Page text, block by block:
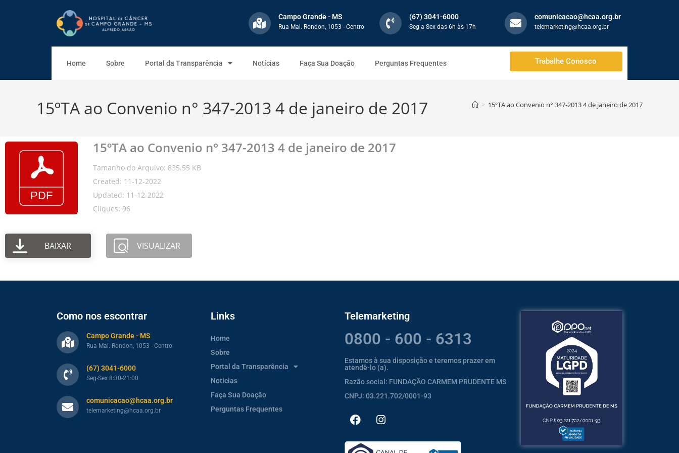
Campo Grande - MS
Rua Mal. Rondon, 1053 - Centro
(67) 3041-6000
Seg a Sex das 6h às 17h
comunicacao@hcaa.org.br
telemarketing@hcaa.org.br
Home Sobre Portal da Transparência Notícias Faça Sua Doação Perguntas Frequentes Trabalhe Conosco
15ºTA ao Convenio n° 347-2013 4 de janeiro de 2017 > 15ºTA ao Convenio n° 347-2013 4 de janeiro de 2017
15ºTA ao Convenio n° 347-2013 4 de janeiro de 2017
Tamanho do Arquivo: 835.55 KB
Created: 11-12-2022
Updated: 11-12-2022
Cliques: 96
BAIXAR VISUALIZAR
Como nos escontrar
Campo Grande - MS
Rua Mal. Rondon, 1053 - Centro
(67) 3041-6000
Seg-Sex 8:30-21:00
comunicacao@hcaa.org.br
telemarketing@hcaa.org.br
Links
Home
Sobre
Portal da Transparência
Notícias
Faça Sua Doação
Perguntas Frequentes
Telemarketing
0800 - 600 - 6313
Estamos à sua disposição e teremos prazer em
atendê-lo (a).
Razão social: FUNDAÇÃO CARMEM PRUDENTE MS
CNPJ: 03.221.702/0001-93